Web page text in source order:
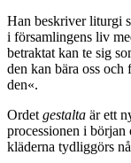
Han beskriver liturgi
i församlingens liv
betraktat kan te sig
den kan bära oss
den«.
Ordet gestalta är ett
processionen i början
kläderna tydliggörs